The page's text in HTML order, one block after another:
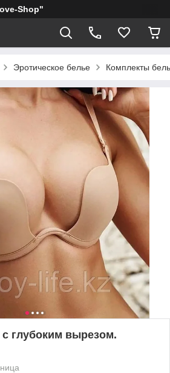
Shop"
Эротическое белье Комплекты
глубоким вырезом.